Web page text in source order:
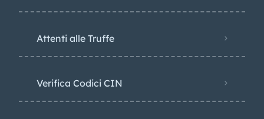
Attenti alle Truffe
Verifica Codici CIN